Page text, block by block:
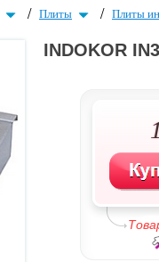
/ Плиты / Плиты
INDOKOR